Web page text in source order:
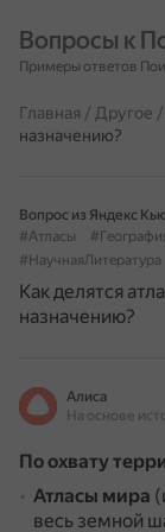
Вопросы к
Примеры ответов
Главная / Другое /
назначению?
Вопрос из Яндекс
#Атласы
#НаучнаяЛитература
Как делятся
назначению?
Алиса
По охвату
Атласы мира
весь земной